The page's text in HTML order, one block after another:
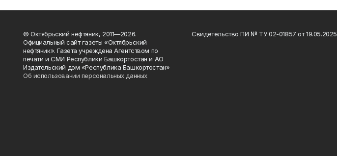
© Октябрьский нефтяник, 2011—2026.
Официальный сайт газеты «Октябрьский
нефтяник». Газета учреждена Агентством по
печати и СМИ Республики Башкортостан и АО
Издательский дом «Республика Башкортостан»
Об использовании персональных данных
Свидетельство ПИ № ТУ 02-01857 от 19.05.2025